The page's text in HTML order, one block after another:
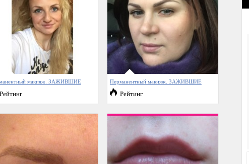
макияж. ЗАЖИВШИЕ
Рейтинг
Перманентный макияж. ЗАЖИВШИЕ
Рейтинг